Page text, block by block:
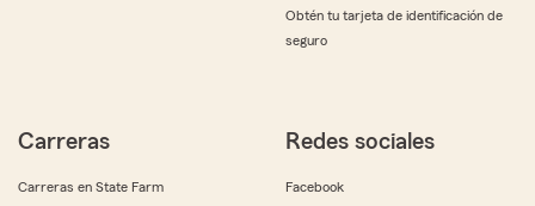
Obtén tu tarjeta de identificación de
seguro
Carreras
Carreras en State Farm
Redes sociales
Facebook